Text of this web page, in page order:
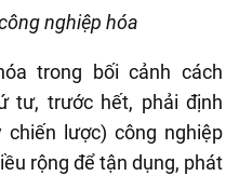
nghiệp hóa
trong bối cảnh cách
tư, trước hết, phải định
lược) công nghiệp
rộng để tận dụng, phát